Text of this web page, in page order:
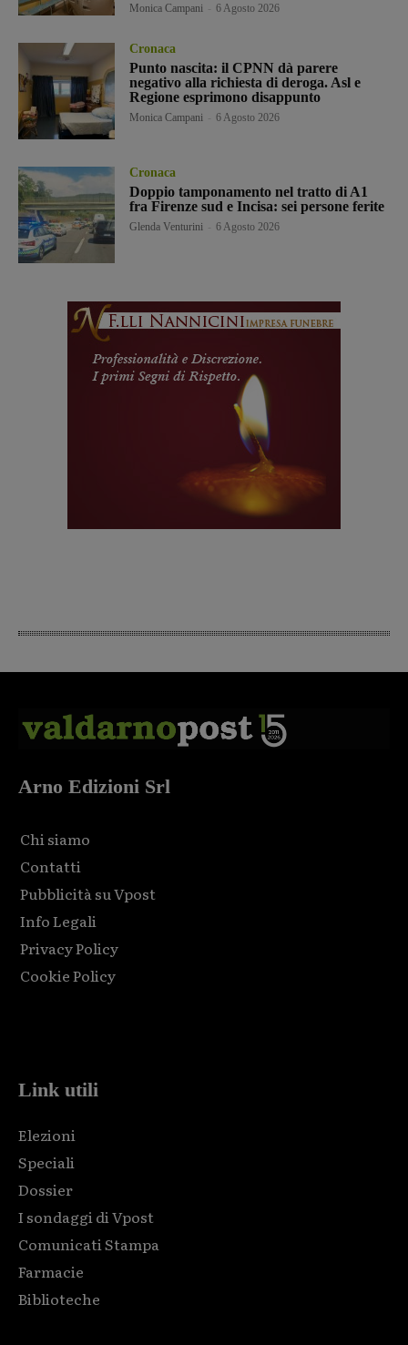
Monica Campani 6 Agosto 2026
Cronaca
Punto nascita: il CPNN dà parere
negativo alla richiesta di deroga. Asl e
Regione esprimono disappunto
Monica Campani 6 Agosto 2026
Cronaca
Doppio tamponamento nel tratto di A1
fra Firenze sud e Incisa: sei persone ferite
Glenda Venturini 6 Agosto 2026
Arno Edizioni Srl
Chi siamo
Contatti
Pubblicità su Vpost
Info Legali
Privacy Policy
Cookie Policy
Link utili
Elezioni
Speciali
Dossier
I sondaggi di Vpost
Comunicati Stampa
Farmacie
Biblioteche